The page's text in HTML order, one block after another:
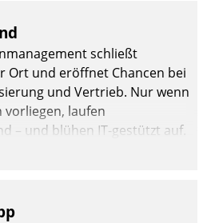
schließt
Ort und eröffnet Chancen bei
und Vertrieb. Nur wenn
laufen
– und blühen IT-gestützt auf.